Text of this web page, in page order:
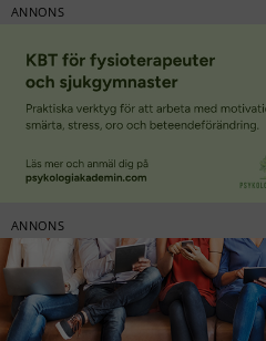
ANNONS
ANNONS